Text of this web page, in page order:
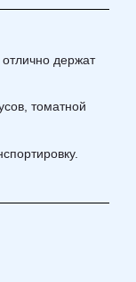
держат
томатной